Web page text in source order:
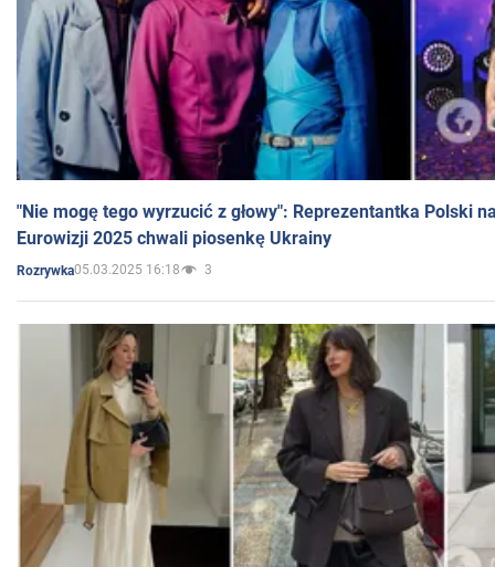
"Nie mogę tego wyrzucić z głowy": Reprezentantka Polski
Eurowizji 2025 chwali piosenkę Ukrainy
Rozrywka05.03.2025 16:18 3